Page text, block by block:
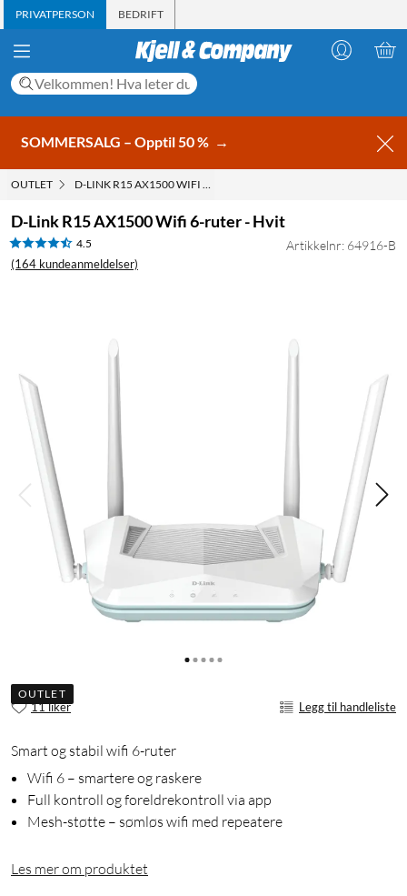
PRIVATPERSON BEDRIFT
SOMMERSALG – Opptil 50 % →
OUTLET D-LINK R15 AX1500 WIFI 6-RUTER - HVIT
D-Link R15 AX1500 Wifi 6-ruter - Hvit
4.5
(164 kundeanmeldelser)
Artikkelnr: 64916-B
OUTLET
11 liker Legg til handleliste
Smart og stabil wifi 6-ruter
Wifi 6 – smartere og raskere
Full kontroll og foreldrekontroll via app
Mesh-støtte – sømløs wifi med repeatere
Les mer om produktet